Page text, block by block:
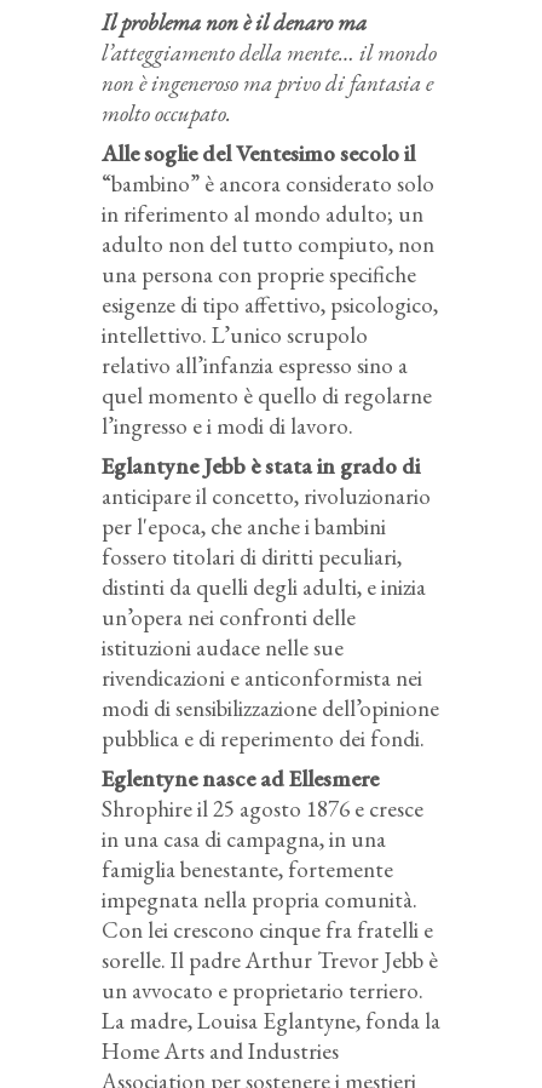
Il problema non è il denaro ma
l’atteggiamento della mente… il mondo
non è ingeneroso ma privo di fantasia e
molto occupato.
Alle soglie del Ventesimo secolo il
“bambino” è ancora considerato solo
in riferimento al mondo adulto; un
adulto non del tutto compiuto, non
una persona con proprie specifiche
esigenze di tipo affettivo, psicologico,
intellettivo. L’unico scrupolo
relativo all’infanzia espresso sino a
quel momento è quello di regolarne
l’ingresso e i modi di lavoro.
Eglantyne Jebb è stata in grado di
anticipare il concetto, rivoluzionario
per l'epoca, che anche i bambini
fossero titolari di diritti peculiari,
distinti da quelli degli adulti, e inizia
un’opera nei confronti delle
istituzioni audace nelle sue
rivendicazioni e anticonformista nei
modi di sensibilizzazione dell’opinione
pubblica e di reperimento dei fondi.
Eglentyne nasce ad Ellesmere
Shrophire il 25 agosto 1876 e cresce
in una casa di campagna, in una
famiglia benestante, fortemente
impegnata nella propria comunità.
Con lei crescono cinque fra fratelli e
sorelle. Il padre Arthur Trevor Jebb è
un avvocato e proprietario terriero.
La madre, Louisa Eglantyne, fonda la
Home Arts and Industries
Association per sostenere i mestieri